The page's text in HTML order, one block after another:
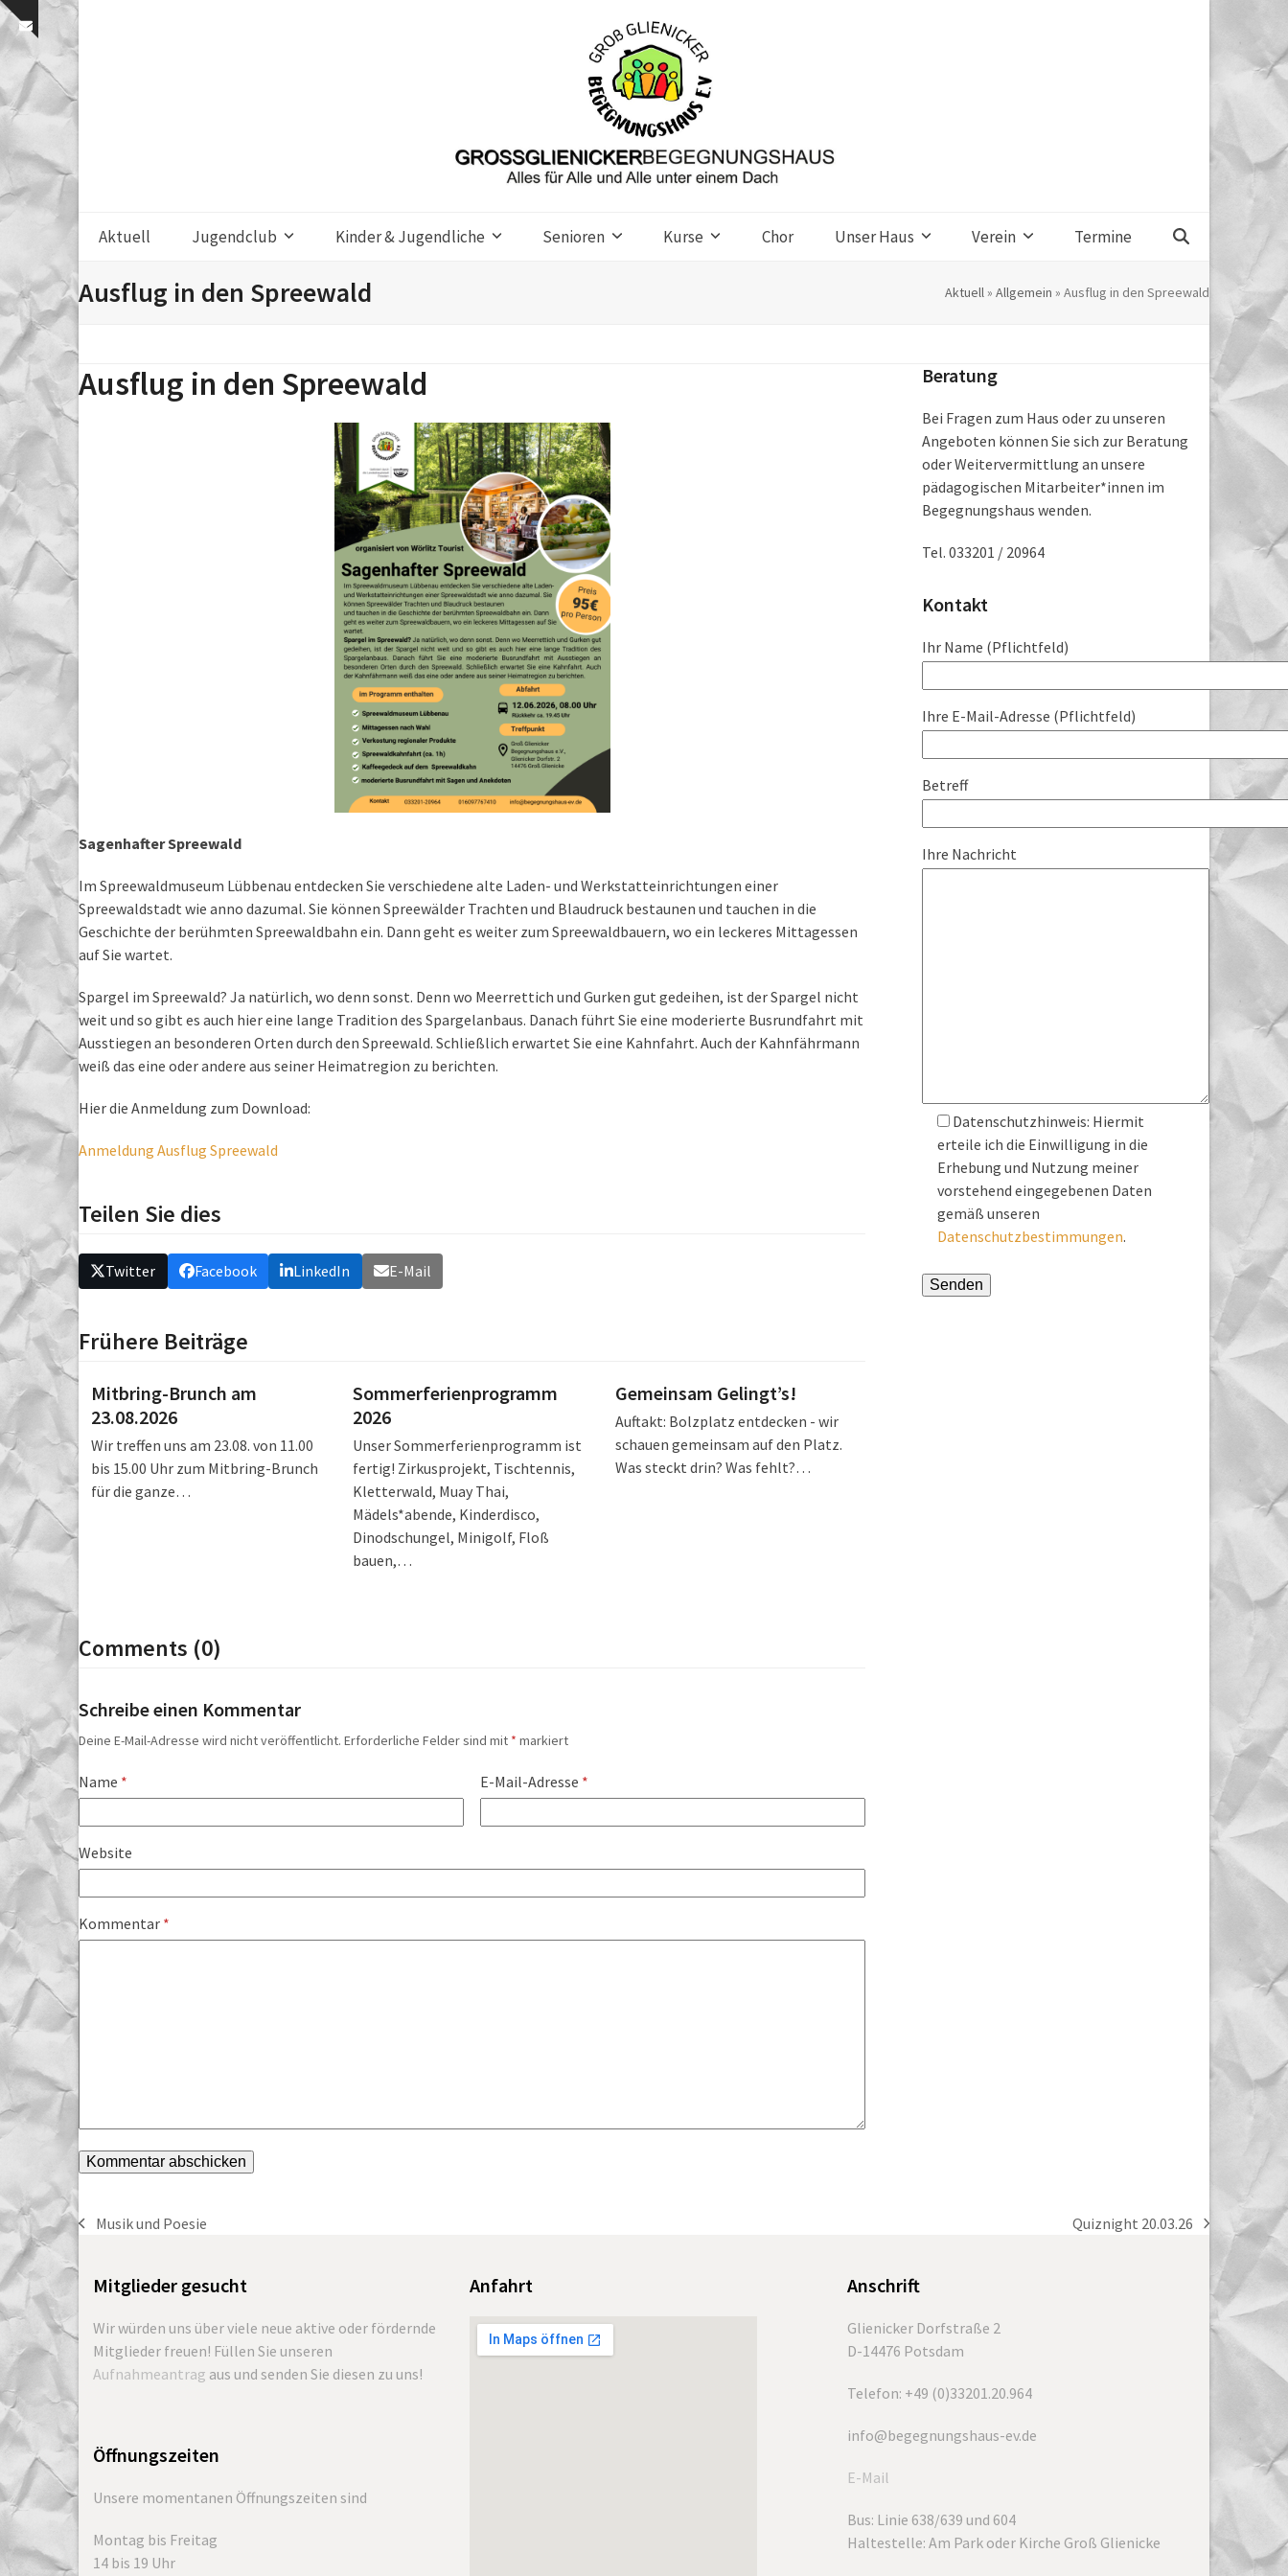
Skip
content
Show
notice
Aktuell Jugendclub Kinder & Jugendliche Senioren Kurse Chor Unser Haus Verein Termine
Ausflug in den Spreewald Aktuell » Allgemein » Ausflug in den Spreewald
Ausflug in den Spreewald
Sagenhafter Spreewald
Im Spreewaldmuseum Lübbenau entdecken Sie verschiedene alte Laden- und Werkstatteinrichtungen einer
Spreewaldstadt wie anno dazumal. Sie können Spreewälder Trachten und Blaudruck bestaunen und tauchen in die
Geschichte der berühmten Spreewaldbahn ein. Dann geht es weiter zum Spreewaldbauern, wo ein leckeres Mittagessen
auf Sie wartet.
Spargel im Spreewald? Ja natürlich, wo denn sonst. Denn wo Meerrettich und Gurken gut gedeihen, ist der Spargel nicht
weit und so gibt es auch hier eine lange Tradition des Spargelanbaus. Danach führt Sie eine moderierte Busrundfahrt mit
Ausstiegen an besonderen Orten durch den Spreewald. Schließlich erwartet Sie eine Kahnfahrt. Auch der Kahnfährmann
weiß das eine oder andere aus seiner Heimatregion zu berichten.
Hier die Anmeldung zum Download:
Anmeldung Ausflug Spreewald
Teilen Sie dies
Twitter Facebook LinkedIn E-Mail
Frühere Beiträge
Mitbring-Brunch am
23.08.2026
Wir treffen uns am 23.08. von 11.00
bis 15.00 Uhr zum Mitbring-Brunch
für die ganze…
Sommerferienprogramm
2026
Unser Sommerferienprogramm ist
fertig! Zirkusprojekt, Tischtennis,
Kletterwald, Muay Thai,
Mädels*abende, Kinderdisco,
Dinodschungel, Minigolf, Floß
bauen,…
Gemeinsam Gelingt’s!
Auftakt: Bolzplatz entdecken - wir
schauen gemeinsam auf den Platz.
Was steckt drin? Was fehlt?…
Comments (0)
Schreibe einen Kommentar
Deine E-Mail-Adresse wird nicht veröffentlicht. Erforderliche Felder sind mit * markiert
Name * E-Mail-Adresse *
Website
Kommentar *
Beratung
Bei Fragen zum Haus oder zu unseren
Angeboten können Sie sich zur Beratung
oder Weitervermittlung an unsere
pädagogischen Mitarbeiter*innen im
Begegnungshaus wenden.
Tel. 033201 / 20964
Kontakt
Ihr Name (Pflichtfeld)
Ihre E-Mail-Adresse (Pflichtfeld)
Betreff
Ihre Nachricht
Datenschutzhinweis: Hiermit
erteile ich die Einwilligung in die
Erhebung und Nutzung meiner
vorstehend eingegebenen Daten
gemäß unseren
Datenschutzbestimmungen.
vorheriger
Musik und Poesie
Nächster
Quiznight 20.03.26
Mitglieder gesucht
Wir würden uns über viele neue aktive oder fördernde
Mitglieder freuen! Füllen Sie unseren
Aufnahmeantrag aus und senden Sie diesen zu uns!
Öffnungszeiten
Unsere momentanen Öffnungszeiten sind
Montag bis Freitag
14 bis 19 Uhr
Anfahrt Anschrift
Glienicker Dorfstraße 2
D-14476 Potsdam
Telefon: +49 (0)33201.20.964
info@begegnungshaus-ev.de
E-Mail
Bus: Linie 638/639 und 604
Haltestelle: Am Park oder Kirche Groß Glienicke